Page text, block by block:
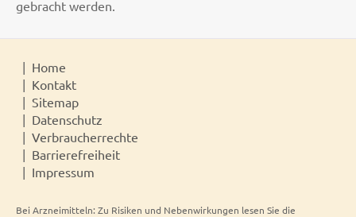
gebracht werden.
Home
Kontakt
Sitemap
Datenschutz
Verbraucherrechte
Barrierefreiheit
Impressum
Bei Arzneimitteln: Zu Risiken und Nebenwirkungen lesen Sie die